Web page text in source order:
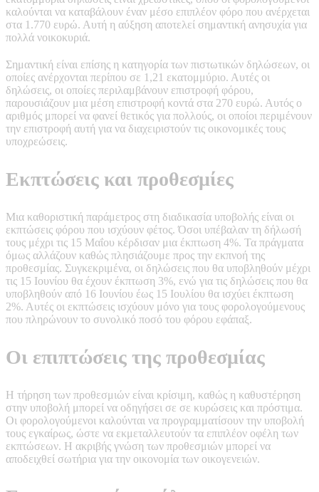
καλούνται να καταβάλουν έναν μέσο επιπλέον φόρο που ανέρχεται
στα 1.770 ευρώ. Αυτή η αύξηση αποτελεί σημαντική ανησυχία για
πολλά νοικοκυριά.
Σημαντική είναι επίσης η κατηγορία των πιστωτικών δηλώσεων, οι
οποίες ανέρχονται περίπου σε 1,21 εκατομμύριο. Αυτές οι
δηλώσεις, οι οποίες περιλαμβάνουν επιστροφή φόρου,
παρουσιάζουν μια μέση επιστροφή κοντά στα 270 ευρώ. Αυτός ο
αριθμός μπορεί να φανεί θετικός για πολλούς, οι οποίοι περιμένουν
την επιστροφή αυτή για να διαχειριστούν τις οικονομικές τους
υποχρεώσεις.
Εκπτώσεις και προθεσμίες
Μια καθοριστική παράμετρος στη διαδικασία υποβολής είναι οι
εκπτώσεις φόρου που ισχύουν φέτος. Όσοι υπέβαλαν τη δήλωσή
τους μέχρι τις 15 Μαΐου κέρδισαν μια έκπτωση 4%. Τα πράγματα
όμως αλλάζουν καθώς πλησιάζουμε προς την εκπνοή της
προθεσμίας. Συγκεκριμένα, οι δηλώσεις που θα υποβληθούν μέχρι
τις 15 Ιουνίου θα έχουν έκπτωση 3%, ενώ για τις δηλώσεις που θα
υποβληθούν από 16 Ιουνίου έως 15 Ιουλίου θα ισχύει έκπτωση
2%. Αυτές οι εκπτώσεις ισχύουν μόνο για τους φορολογούμενους
που πληρώνουν το συνολικό ποσό του φόρου εφάπαξ.
Οι επιπτώσεις της προθεσμίας
Η τήρηση των προθεσμιών είναι κρίσιμη, καθώς η καθυστέρηση
στην υποβολή μπορεί να οδηγήσει σε σε κυρώσεις και πρόστιμα.
Οι φορολογούμενοι καλούνται να προγραμματίσουν την υποβολή
τους εγκαίρως, ώστε να εκμεταλλευτούν τα επιπλέον οφέλη των
εκπτώσεων. Η ακριβής γνώση των προθεσμιών μπορεί να
αποδειχθεί σωτήρια για την οικονομία των οικογενειών.